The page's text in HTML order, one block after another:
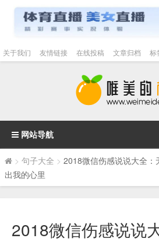
关于我们 友情链接 在线投稿 文章归档 标
网站导航
> 句子大全 > 2018微信伤感说说大全：
出我的心里
2018微信伤感说说